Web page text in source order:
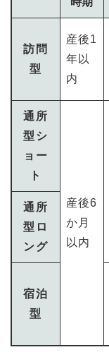
訪問
型
産後1
年以
内
通所
型シ
ョー
ト
産後6
か月
以内
通所
型ロ
ング
宿泊
型